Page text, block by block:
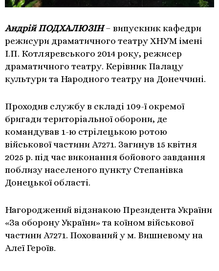
Андрій ПОДХАЛЮЗІН– випускник кафедри
режисури драматичного театру ХНУМ імені
І.П. Котляревського 2014 року, режисер
драматичного театру. Керівник Палацу
культури та Народного театру на Донеччині.
Проходив службу в складі 109-ї окремої
бригади територіальної оборони, де
командував 1-ю стрілецькою ротою
військової частини А7271. Загинув 15 квітня
2025 р. під час виконання бойового завдання
поблизу населеного пункту Степанівка
Донецької області.
Нагороджений відзнакою Президента України
«За оборону України» та коїном військової
частини А7271. Похований у м. Вишневому на
Алеї Героїв.